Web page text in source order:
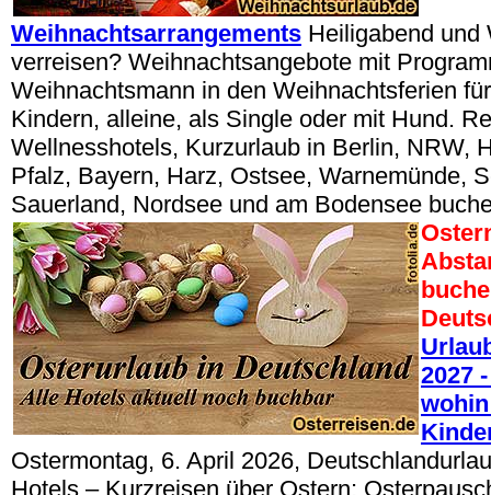
Weihnachtsarrangements Heiligabend und
verreisen? Weihnachtsangebote mit
Weihnachtsmann in den Weihnachtsferien
Kindern, alleine, als Single oder mit Hund.
Wellnesshotels, Kurzurlaub in Berlin, NRW,
Pfalz, Bayern, Harz, Ostsee, Warnemünde,
Sauerland, Nordsee und am Bodensee
2027
Ostermontag, 6. April 2026,
Hotels – Kurzreisen über Ostern: